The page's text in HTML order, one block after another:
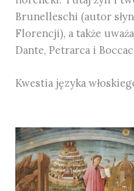
Brunelleschi (autor
Florencji), a także
Dante, Petrarca i
Kwestia języka